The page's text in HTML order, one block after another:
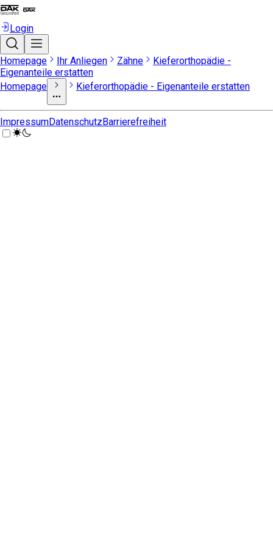
Login
Homepage Ihr Anliegen Zähne
Kieferorthopädie -
Eigenanteile erstatten
Homepage
Kieferorthopädie - Eigenanteile erstatten
ImpressumDatenschutzBarrierefreiheit